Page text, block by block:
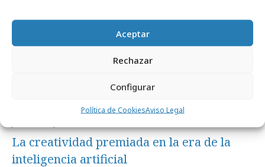
Aceptar
Rechazar
Configurar
Política de CookiesAviso Legal
La creatividad premiada en la era de la
inteligencia artificial